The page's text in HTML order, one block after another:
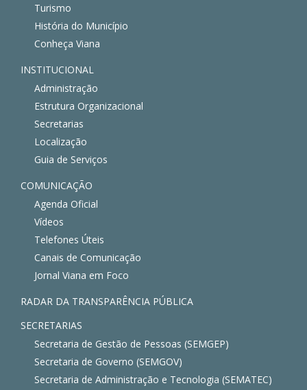
Turismo
História do Município
Conheça Viana
INSTITUCIONAL
Administração
Estrutura Organizacional
Secretarias
Localização
Guia de Serviços
COMUNICAÇÃO
Agenda Oficial
Vídeos
Telefones Úteis
Canais de Comunicação
Jornal Viana em Foco
RADAR DA TRANSPARÊNCIA PÚBLICA
SECRETARIAS
Secretaria de Gestão de Pessoas (SEMGEP)
Secretaria de Governo (SEMGOV)
Secretaria de Administração e Tecnologia (SEMATEC)